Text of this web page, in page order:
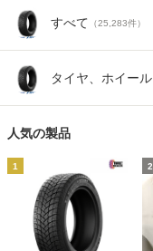
すべて （25,283件）
タイヤ、ホイール
人気の製品
1 2